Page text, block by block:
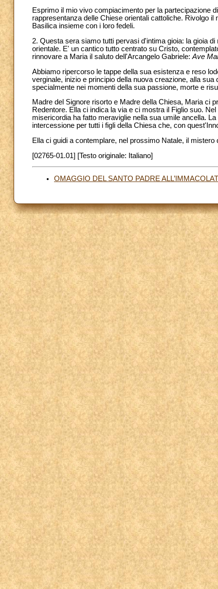
Esprimo il mio vivo compiacimento per la partecipazione
rappresentanza delle Chiese orientali cattoliche. Rivolgo
Basilica insieme con i loro fedeli.
2. Questa sera siamo tutti pervasi d'intima gioia: la gioia
orientale. E' un cantico tutto centrato su Cristo,
rinnovare a Maria il saluto dell'Arcangelo Gabriele: Ave
Abbiamo ripercorso le tappe della sua esistenza e reso
verginale, inizio e principio della nuova creazione, alla
specialmente nei momenti della sua passione, morte e
Madre del Signore risorto e Madre della Chiesa, Maria ci
Redentore. Ella ci indica la via e ci mostra il Figlio suo.
misericordia ha fatto meraviglie nella sua umile ancella.
intercessione per tutti i figli della Chiesa che, con
Ella ci guidi a contemplare, nel prossimo Natale, il
[02765-01.01] [Testo originale: Italiano]
OMAGGIO DEL SANTO PADRE